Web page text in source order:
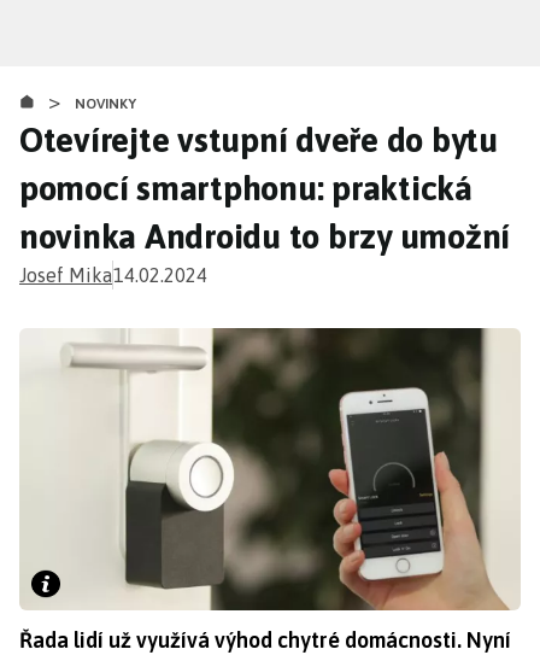
obsahu
> NOVINKY
Otevírejte vstupní dveře do bytu
pomocí smartphonu: praktická
novinka Androidu to brzy umožní
Josef Mika14.02.2024
Řada lidí už využívá výhod chytré domácnosti. Nyní